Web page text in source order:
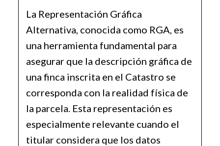
La Representación Gráfica
Alternativa, conocida como RGA, es
una herramienta fundamental para
asegurar que la descripción gráfica de
una finca inscrita en el Catastro se
corresponda con la realidad física de
la parcela. Esta representación es
especialmente relevante cuando el
titular considera que los datos